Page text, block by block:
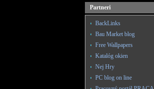
Partneri
BackLinks
Bau Market blog
Free Wallpapers
Katalóg okien
Nej Hry
PC blog on line